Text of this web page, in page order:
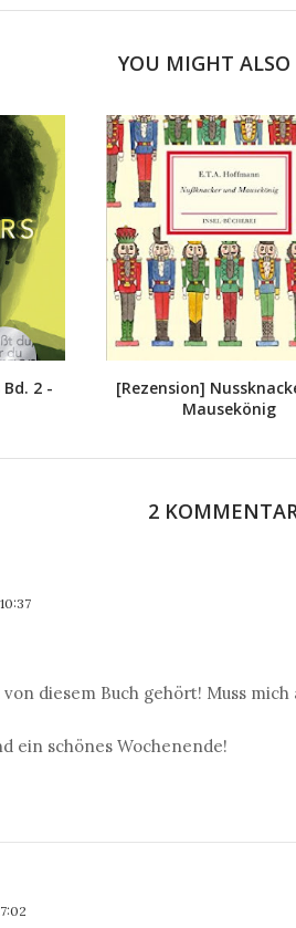
YOU MIGHT ALSO
2 -
[Rezension]
Mausekönig
2
diesem Buch gehört! Muss
ein schönes Wochenende!